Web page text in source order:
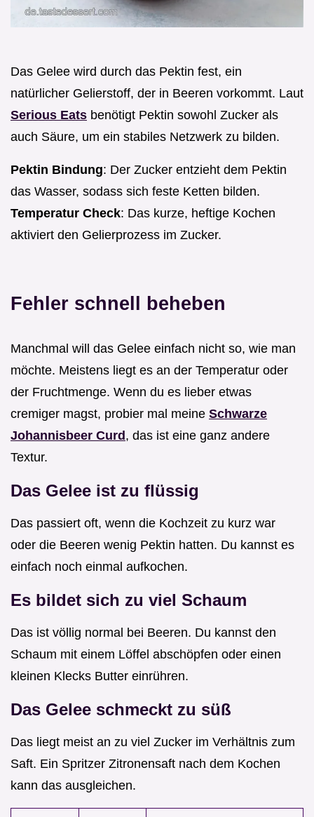
Das Gelee wird durch das Pektin fest, ein
natürlicher Gelierstoff, der in Beeren vorkommt. Laut
Serious Eats benötigt Pektin sowohl Zucker als
auch Säure, um ein stabiles Netzwerk zu bilden.
Pektin Bindung: Der Zucker entzieht dem Pektin
das Wasser, sodass sich feste Ketten bilden.
Temperatur Check: Das kurze, heftige Kochen
aktiviert den Gelierprozess im Zucker.
Fehler schnell beheben
Manchmal will das Gelee einfach nicht so, wie man
möchte. Meistens liegt es an der Temperatur oder
der Fruchtmenge. Wenn du es lieber etwas
cremiger magst, probier mal meine Schwarze
Johannisbeer Curd , das ist eine ganz andere
Textur.
Das Gelee ist zu flüssig
Das passiert oft, wenn die Kochzeit zu kurz war
oder die Beeren wenig Pektin hatten. Du kannst es
einfach noch einmal aufkochen.
Es bildet sich zu viel Schaum
Das ist völlig normal bei Beeren. Du kannst den
Schaum mit einem Löffel abschöpfen oder einen
kleinen Klecks Butter einrühren.
Das Gelee schmeckt zu süß
Das liegt meist an zu viel Zucker im Verhältnis zum
Saft. Ein Spritzer Zitronensaft nach dem Kochen
kann das ausgleichen.